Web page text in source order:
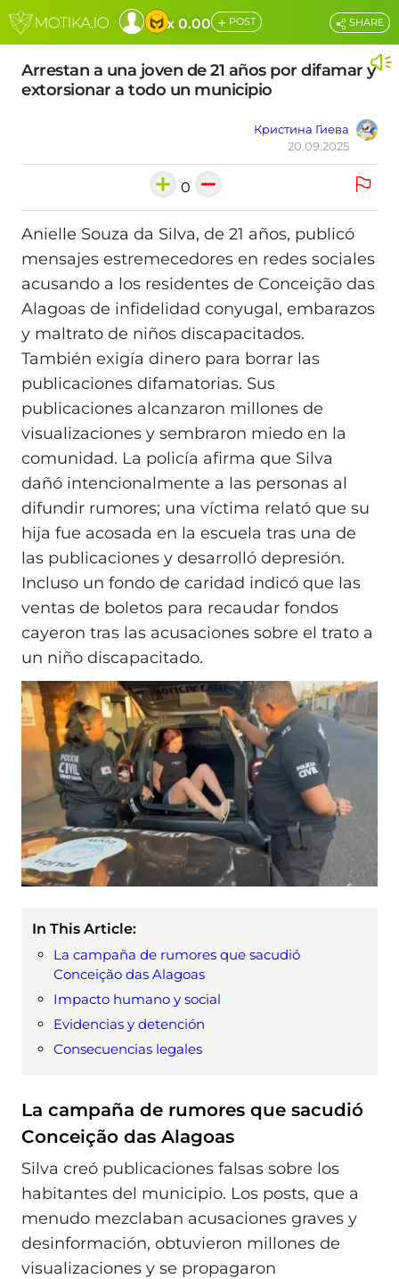
x 0.00 + POST
Arrestan a una joven de 21 años por difamar y
extorsionar a todo un municipio
Кристина Гиева
20.09.2025
SHARE
0
Anielle Souza da Silva, de 21 años, publicó
mensajes estremecedores en redes sociales
acusando a los residentes de Conceição das
Alagoas de infidelidad conyugal, embarazos
y maltrato de niños discapacitados.
También exigía dinero para borrar las
publicaciones difamatorias. Sus
publicaciones alcanzaron millones de
visualizaciones y sembraron miedo en la
comunidad. La policía afirma que Silva
dañó intencionalmente a las personas al
difundir rumores; una víctima relató que su
hija fue acosada en la escuela tras una de
las publicaciones y desarrolló depresión.
Incluso un fondo de caridad indicó que las
ventas de boletos para recaudar fondos
cayeron tras las acusaciones sobre el trato a
un niño discapacitado.
In This Article:
La campaña de rumores que sacudió
Conceição das Alagoas
Impacto humano y social
Evidencias y detención
Consecuencias legales
La campaña de rumores que sacudió
Conceição das Alagoas
Silva creó publicaciones falsas sobre los
habitantes del municipio. Los posts, que a
menudo mezclaban acusaciones graves y
desinformación, obtuvieron millones de
visualizaciones y se propagaron